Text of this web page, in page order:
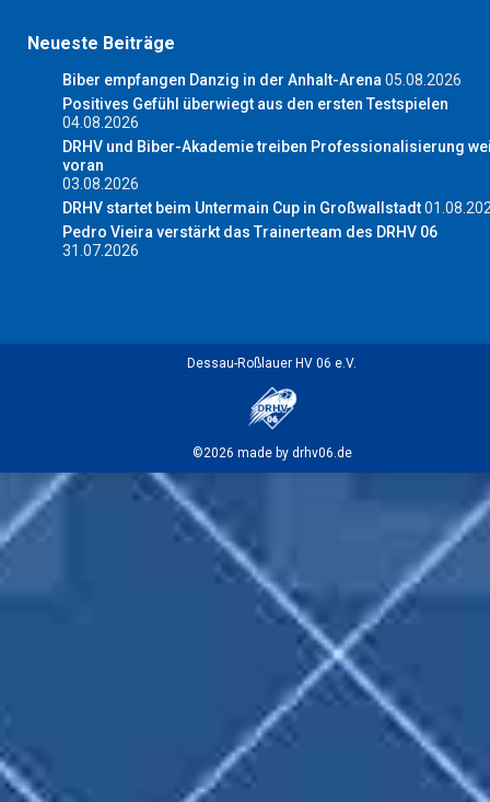
Neueste Beiträge
Biber empfangen Danzig in der Anhalt-Arena 05.08.2026
Positives Gefühl überwiegt aus den ersten Testspielen
04.08.2026
DRHV und Biber-Akademie treiben Professionalisierung
voran
03.08.2026
DRHV startet beim Untermain Cup in Großwallstadt
Pedro Vieira verstärkt das Trainerteam des DRHV 06
31.07.2026
Dessau-Roßlauer HV 06 e.V.
©2026 made by drhv06.de